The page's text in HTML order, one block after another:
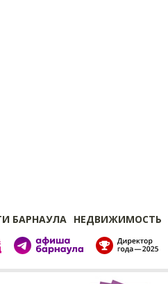
БАРНАУЛА НЕДВИЖИМОСТЬ